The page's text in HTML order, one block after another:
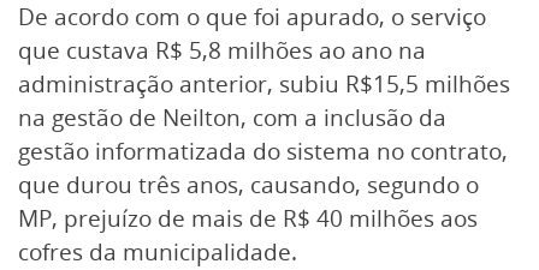
De acordo com o que foi apurado, o serviço
que custava R$ 5,8 milhões ao ano na
administração anterior, subiu R$15,5 milhões
na gestão de Neilton, com a inclusão da
gestão informatizada do sistema no contrato,
que durou três anos, causando, segundo o
MP, prejuízo de mais de R$ 40 milhões aos
cofres da municipalidade.